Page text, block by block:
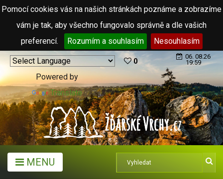
Pomocí cookies vás na našich stránkách poznáme a zobrazíme
vám je tak, aby všechno fungovalo správně a dle vašich
preferencí.
Rozumím a souhlasím Nesouhlasím
Powered by
Translate
0
06. 08.26
19:59
MENU